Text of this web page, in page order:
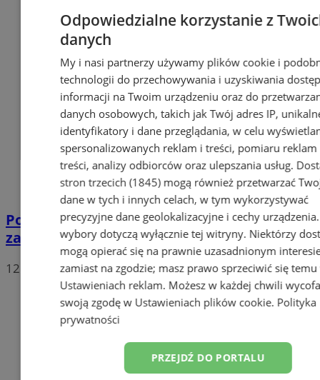
Potwierdzono pierwszy przypadek
zarażenia koronawirusem w Sosnowcu
12
Odpowiedzialne korzystanie z
danych
My i nasi partnerzy używamy plików cookie i
technologii do przechowywania i uzyskiwania
informacji na Twoim urządzeniu oraz do
danych osobowych, takich jak Twój adres IP,
identyfikatory i dane przeglądania, w celu
spersonalizowanych reklam i treści, pomiaru reklam
treści, analizy odbiorców oraz ulepszania usług.
stron trzecich (1845)mogą również przetwarzać
dane w tych i innych celach, w tym wykorzystywać
precyzyjne dane geolokalizacyjne i cechy
wybory dotyczą wyłącznie tej witryny. Niektórzy
mogą opierać się na prawnie uzasadnionym
zamiast na zgodzie; masz prawo sprzeciwić się temu
Ustawieniach reklam. Możesz w każdej chwili
swoją zgodę w Ustawieniach plików cookie. Polityka
prywatności
PRZEJDŹ DO PORTALU